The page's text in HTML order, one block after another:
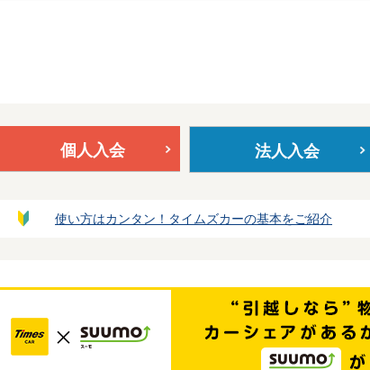
個人入会 法人入会
使い方はカンタン！タイムズカーの基本をご紹介